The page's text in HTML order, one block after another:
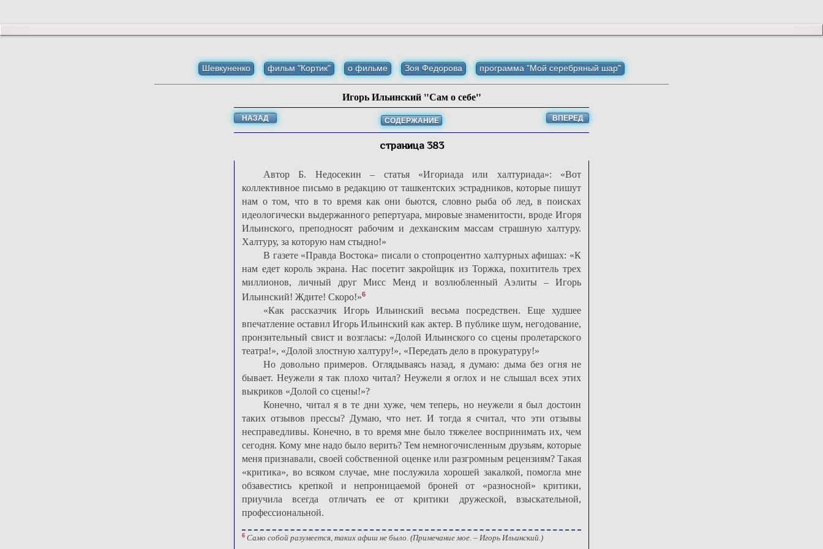
Шевкуненко фильм "Кортик" о фильме Зоя Федорова программа "Мой серебряный шар"
Игорь Ильинский "Сам о себе"
НАЗАД СОДЕРЖАНИЕ ВПЕРЕД
страница 383
Автор Б. Недосекин – статья «Игориада или халтуриада»: «Вот
коллективное письмо в редакцию от ташкентских эстрадников, которые пишут
нам о том, что в то время как они бьются, словно рыба об лед, в поисках
идеологически выдержанного репертуара, мировые знаменитости, вроде Игоря
Ильинского, преподносят рабочим и дехканским массам страшную халтуру.
Халтуру, за которую нам стыдно!»
В газете «Правда Востока» писали о стопроцентно халтурных афишах: «К
нам едет король экрана. Нас посетит закройщик из Торжка, похититель трех
миллионов, личный друг Мисс Менд и возлюбленный Аэлиты – Игорь
Ильинский! Ждите! Скоро!»6
«Как рассказчик Игорь Ильинский весьма посредствен. Еще худшее
впечатление оставил Игорь Ильинский как актер. В публике шум, негодование,
пронзительный свист и возгласы: «Долой Ильинского со сцены пролетарского
театра!», «Долой злостную халтуру!», «Передать дело в прокуратуру!»
Но довольно примеров. Оглядываясь назад, я думаю: дыма без огня не
бывает. Неужели я так плохо читал? Неужели я оглох и не слышал всех этих
выкриков «Долой со сцены!»?
Конечно, читал я в те дни хуже, чем теперь, но неужели я был достоин
таких отзывов прессы? Думаю, что нет. И тогда я считал, что эти отзывы
несправедливы. Конечно, в то время мне было тяжелее воспринимать их, чем
сегодня. Кому мне надо было верить? Тем немногочисленным друзьям, которые
меня признавали, своей собственной оценке или разгромным рецензиям? Такая
«критика», во всяком случае, мне послужила хорошей закалкой, помогла мне
обзавестись крепкой и непроницаемой броней от «разносной» критики,
приучила всегда отличать ее от критики дружеской, взыскательной,
профессиональной.
6 Само собой разумеется, таких афиш не было. (Примечание мое. – Игорь Ильинский.)